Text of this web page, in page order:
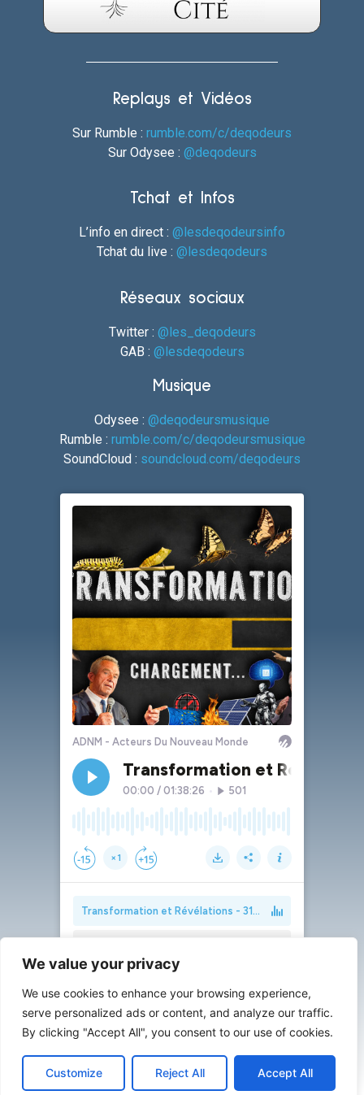
We value your privacy
We use cookies to enhance your browsing experience,
serve personalized ads or content, and analyze our traffic.
By clicking "Accept All", you consent to our use of cookies.
Customize Reject All Accept All
Replays et Vidéos
Sur Rumble : rumble.com/c/deqodeurs
Sur Odysee : @deqodeurs
Tchat et Infos
L’info en direct : @lesdeqodeursinfo
Tchat du live : @lesdeqodeurs
Réseaux sociaux
Twitter : @les_deqodeurs
GAB : @lesdeqodeurs
Musique
Odysee : @deqodeursmusique
Rumble : rumble.com/c/deqodeursmusique
SoundCloud : soundcloud.com/deqodeurs